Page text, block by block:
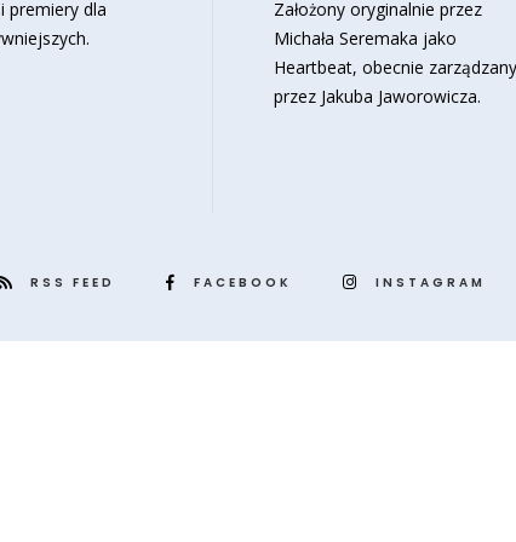
premiery dla
Założony oryginalnie przez
Michała Seremaka jako
Heartbeat, obecnie
przez Jakuba Jaworowicza.
RSS FEED FACEBOOK INSTAGRAM